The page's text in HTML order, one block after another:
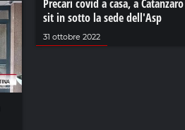
Precari covid a casa, a Catanzaro
sit in sotto la sede dell'Asp
31 ottobre 2022